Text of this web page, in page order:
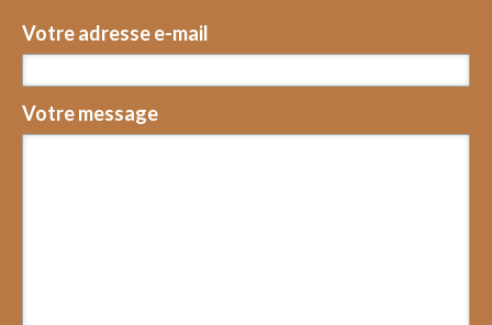
Votre adresse e-mail
Votre message